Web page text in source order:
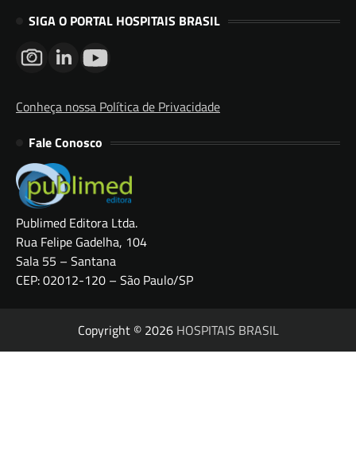
SIGA O PORTAL HOSPITAIS BRASIL
Conheça nossa Política de Privacidade
Fale Conosco
Publimed Editora Ltda.
Rua Felipe Gadelha, 104
Sala 55 – Santana
CEP: 02012-120 – São Paulo/SP
Copyright © 2026 HOSPITAIS BRASIL